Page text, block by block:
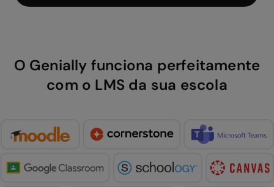
O Genially funciona perfeitamente
com o LMS da sua escola